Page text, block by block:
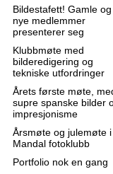
Bildestafett! Gamle og
nye medlemmer
presenterer seg
Klubbmøte med
bilderedigering og
tekniske utfordringer
Årets første møte,
supre spanske bilder
impresjonisme
Årsmøte og julemøte i
Mandal fotoklubb
Portfolio nok en gang